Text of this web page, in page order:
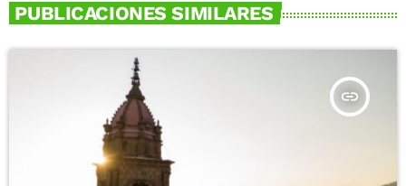
PUBLICACIONES SIMILARES
insert_link